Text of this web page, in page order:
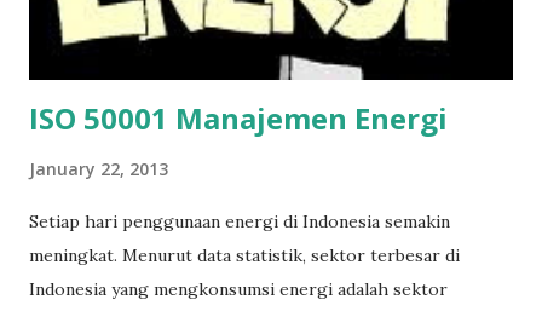
ISO 50001 Manajemen Energi
January 22, 2013
Setiap hari penggunaan energi di Indonesia semakin
meningkat. Menurut data statistik, sektor terbesar di
Indonesia yang mengkonsumsi energi adalah sektor